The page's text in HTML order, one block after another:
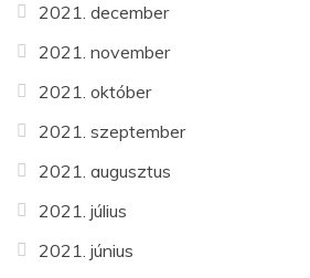
2021. december
2021. november
2021. október
2021. szeptember
2021. augusztus
2021. július
2021. június